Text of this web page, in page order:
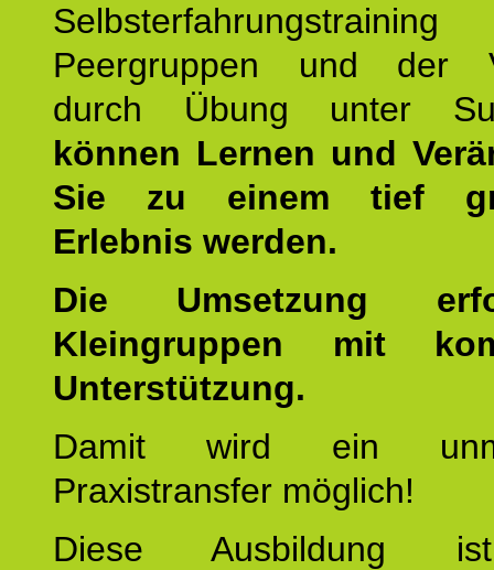
Peergruppen und der
durch Übung unter
können Lernen und
Sie zu einem tief
Erlebnis werden.
Die Umsetzung
Kleingruppen mit
Unterstützung.
Damit wird ein
Praxistransfer möglich!
Diese Ausbildung